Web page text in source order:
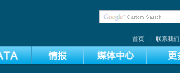
联系我们
首页